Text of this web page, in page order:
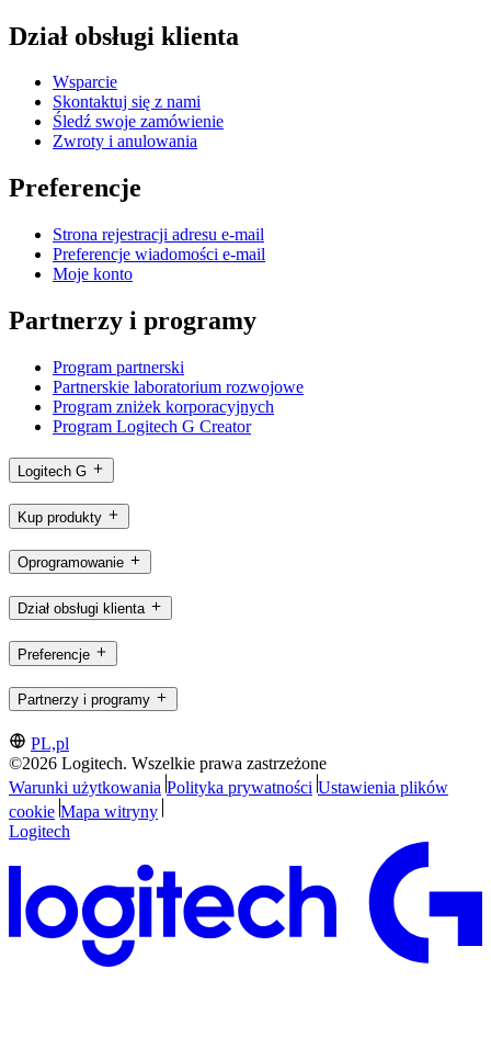
Dział obsługi klienta
Wsparcie
Skontaktuj się z nami
Śledź swoje zamówienie
Zwroty i anulowania
Preferencje
Strona rejestracji adresu e-mail
Preferencje wiadomości e-mail
Moje konto
Partnerzy i programy
Program partnerski
Partnerskie laboratorium rozwojowe
Program zniżek korporacyjnych
Program Logitech G Creator
Logitech G
Kup produkty
Oprogramowanie
Dział obsługi klienta
Preferencje
Partnerzy i programy
PL,pl
©2026 Logitech. Wszelkie prawa zastrzeżone
Warunki użytkowania Polityka prywatności Ustawienia plików
cookie Mapa witryny
Logitech